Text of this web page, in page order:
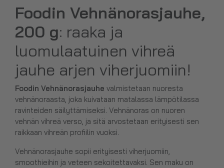
Foodin Vehnänorasjauhe,
200 g: raaka ja
luomulaatuinen vihreä
jauhe arjen viherjuomiin!
Foodin Vehnänorasjauhe valmistetaan nuoresta
vehnänoraasta, joka kuivataan matalassa lämpötilassa
ravinteiden säilyttämiseksi. Vehnänoras on nuoren
vehnän vihreä verso, ja sitä arvostetaan erityisesti sen
raikkaan vihreän profiilin vuoksi.
Vehnänorasjauhe sopii erityisesti viherjuomiin,
smoothieihin ja veteen sekoitettavaksi. Sen maku on